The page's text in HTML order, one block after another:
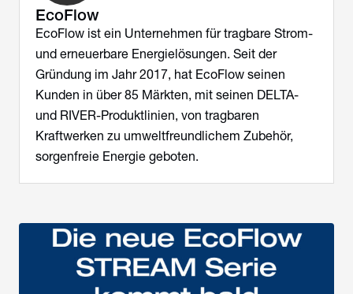
EcoFlow
EcoFlow ist ein Unternehmen für tragbare Strom-
und erneuerbare Energielösungen. Seit der
Gründung im Jahr 2017, hat EcoFlow seinen
Kunden in über 85 Märkten, mit seinen DELTA-
und RIVER-Produktlinien, von tragbaren
Kraftwerken zu umweltfreundlichem Zubehör,
sorgenfreie Energie geboten.